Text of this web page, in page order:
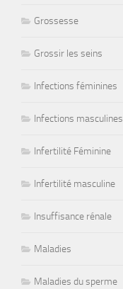
Grossesse
Grossir les seins
Infections féminines
Infections masculines
Infertilité Féminine
Infertilité masculine
Insuffisance rénale
Maladies
Maladies du sperme